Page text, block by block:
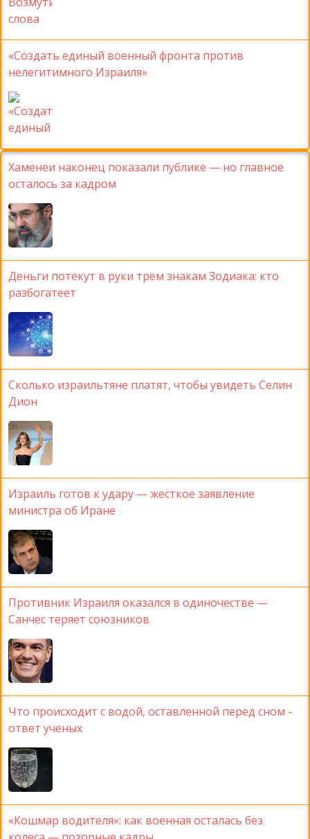
«Создать единый военный фронта против
нелегитимного Израиля»
Хаменеи наконец показали публике — но главное
осталось за кадром
Деньги потекут в руки трем знакам Зодиака: кто
разбогатеет
Сколько израильтяне платят, чтобы увидеть Селин
Дион
Израиль готов к удару — жесткое заявление
министра об Иране
Противник Израиля оказался в одиночестве —
Санчес теряет союзников
Что происходит с водой, оставленной перед сном -
ответ ученых
«Кошмар водителя»: как военная осталась без